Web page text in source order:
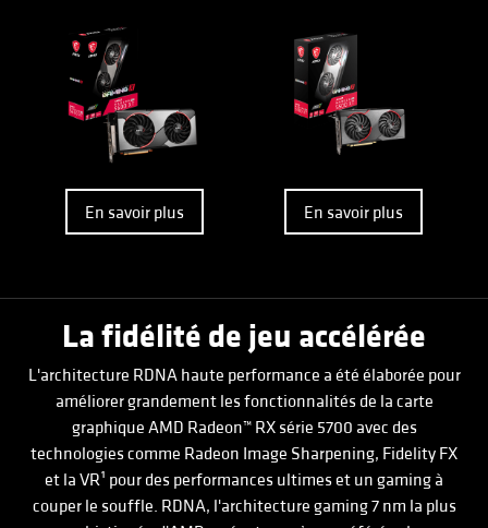
En savoir plus En savoir plus
La fidélité de jeu accélérée
L'architecture RDNA haute performance a été élaborée pour
améliorer grandement les fonctionnalités de la carte
graphique AMD Radeon™ RX série 5700 avec des
technologies comme Radeon Image Sharpening, Fidelity FX
et la VR¹ pour des performances ultimes et un gaming à
couper le souffle. RDNA, l'architecture gaming 7 nm la plus